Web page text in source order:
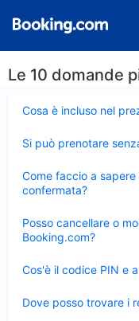
Le 10 domande
Cosa è incluso nel
chiuso
Si può prenotare
chiuso
Come faccio a
confermata?
chiuso
Posso cancellare o
Booking.com?
chiuso
Cos'è il codice PIN e
chiuso
Dove posso trovare i
chiuso